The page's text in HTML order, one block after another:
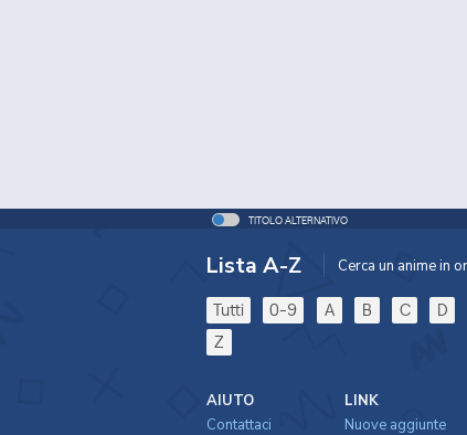
TITOLO ALTERNATIVO
Lista A-Z Cerca un anime in
Tutti 0-9 A B C D
Z
AIUTO
Contattaci
LINK
Nuove aggiunte